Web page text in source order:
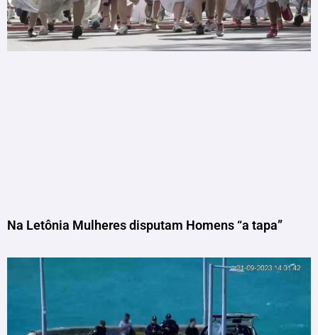
Na Letônia Mulheres disputam Homens “a tapa”